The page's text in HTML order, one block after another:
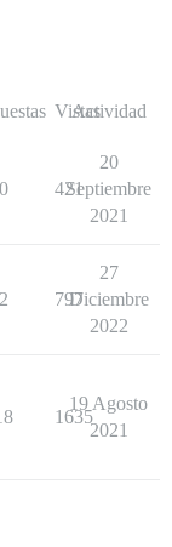
Vistas
Actividad
0 421
20
Septiembre
2021
2 797
27
Diciembre
2022
1635
19 Agosto
2021